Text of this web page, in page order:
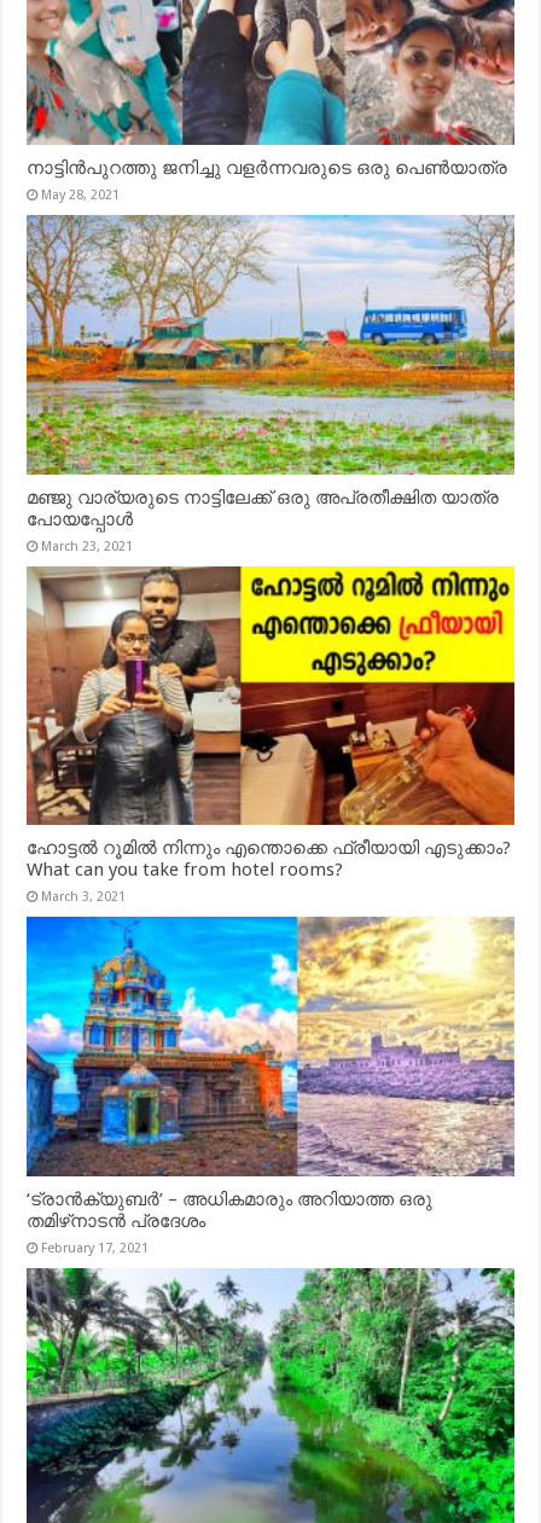
നാട്ടിൻപുറത്തു ജനിച്ചു വളർന്നവരുടെ ഒരു പെൺയാത്ര
May 28, 2021
മഞ്ജു വാര്യരുടെ നാട്ടിലേക്ക് ഒരു അപ്രതീക്ഷിത യാത്ര
പോയപ്പോൾ
March 23, 2021
ഹോട്ടൽ റൂമിൽ നിന്നും എന്തൊക്കെ ഫ്രീയായി എടുക്കാം?
What can you take from hotel rooms?
March 3, 2021
‘ട്രാൻക്യുബർ’ – അധികമാരും അറിയാത്ത ഒരു
തമിഴ്‌നാടൻ പ്രദേശം
February 17, 2021